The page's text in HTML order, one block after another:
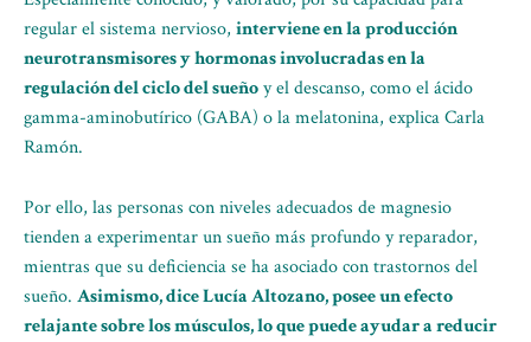
regular el sistema nervioso, interviene en la producción
neurotransmisores y hormonas involucradas en la
regulación del ciclo del sueñoy el descanso, como el ácido
gamma-aminobutírico (GABA) o la melatonina, explica Carla
Ramón.
Por ello, las personas con niveles adecuados de magnesio
tienden a experimentar un sueño más profundo y reparador,
mientras que su deficiencia se ha asociado con trastornos del
sueño. Asimismo, dice Lucía Altozano, posee un efecto
relajante sobre los músculos, lo que puede ayudar a reducir